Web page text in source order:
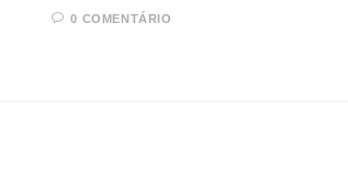
0 COMENTÁRIO